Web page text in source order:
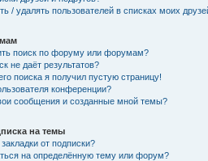
/ удалять пользователей в списках моих
поиск по форуму или форумам?
не даёт результатов?
поиска я получил пустую страницу!
конференции?
сообщения и созданные мной темы?
на темы
от подписки?
на определённую тему или форум?